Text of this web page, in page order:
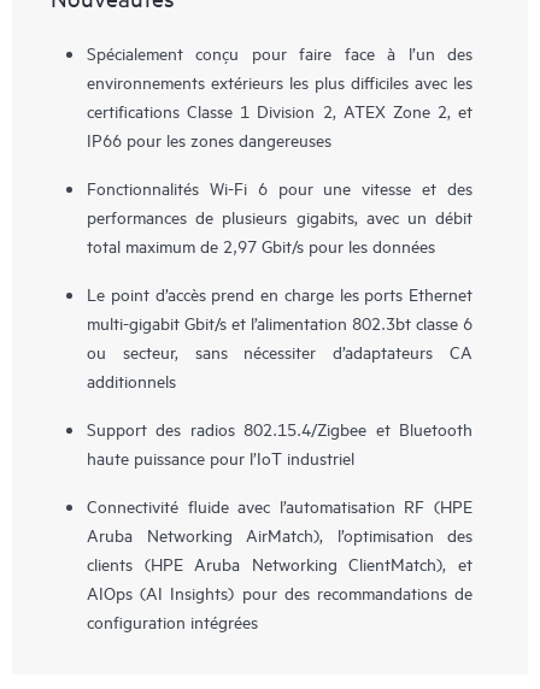
Spécialement conçu pour faire face à l’un des
environnements extérieurs les plus difficiles avec les
certifications Classe 1 Division 2, ATEX Zone 2, et
IP66 pour les zones dangereuses
Fonctionnalités Wi-Fi 6 pour une vitesse et des
performances de plusieurs gigabits, avec un débit
total maximum de 2,97 Gbit/s pour les données
Le point d’accès prend en charge les ports Ethernet
multi-gigabit Gbit/s et l’alimentation 802.3bt classe 6
ou secteur, sans nécessiter d’adaptateurs CA
additionnels
Support des radios 802.15.4/Zigbee et Bluetooth
haute puissance pour l’IoT industriel
Connectivité fluide avec l’automatisation RF (HPE
Aruba Networking AirMatch), l’optimisation des
clients (HPE Aruba Networking ClientMatch), et
AIOps (AI Insights) pour des recommandations de
configuration intégrées